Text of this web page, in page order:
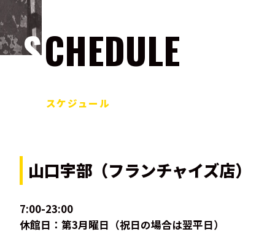
SCHEDULE
スケジュール
山口宇部（フランチャイズ店）
7:00-23:00
休館日：第3月曜日（祝日の場合は翌平日）